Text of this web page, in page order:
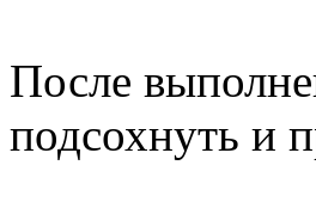
После
подсохнуть и